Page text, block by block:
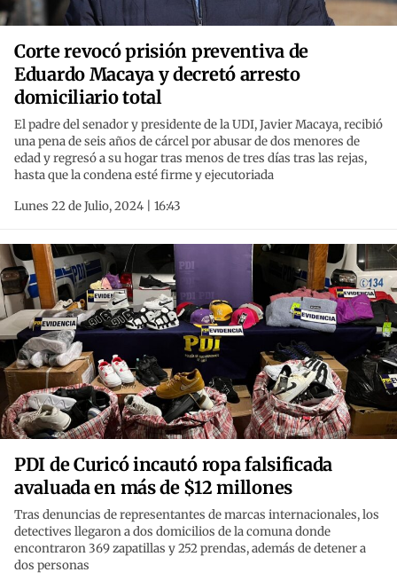
Corte revocó prisión preventiva de
Eduardo Macaya y decretó arresto
domiciliario total
El padre del senador y presidente de la UDI, Javier Macaya, recibió
una pena de seis años de cárcel por abusar de dos menores de
edad y regresó a su hogar tras menos de tres días tras las rejas,
hasta que la condena esté firme y ejecutoriada
Lunes 22 de Julio, 2024 | 16:43
PDI de Curicó incautó ropa falsificada
avaluada en más de $12 millones
Tras denuncias de representantes de marcas internacionales, los
detectives llegaron a dos domicilios de la comuna donde
encontraron 369 zapatillas y 252 prendas, además de detener a
dos personas